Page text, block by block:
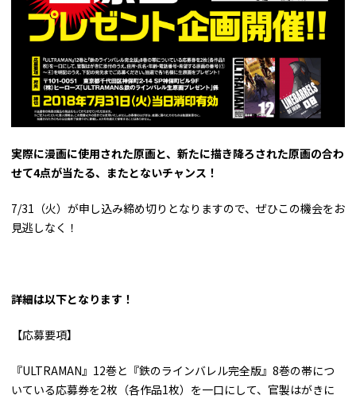
実際に漫画に使用された原画と、新たに描き降ろされた原画の合わ
せて4点が当たる、またとないチャンス！
7/31（火）が申し込み締め切りとなりますので、ぜひこの機会をお
見逃しなく！
詳細は以下となります！
【応募要項】
『ULTRAMAN』12巻と『鉄のラインバレル完全版』8巻の帯につ
いている応募券を2枚（各作品1枚）を一口にして、官製はがきに